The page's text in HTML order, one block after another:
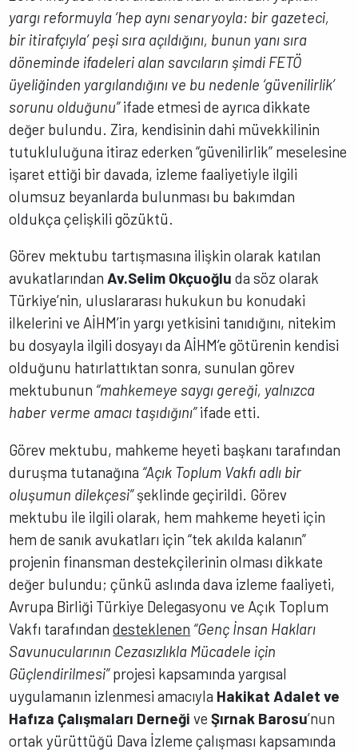
yargı reformuyla ‘hep aynı senaryoyla: bir gazeteci,
bir itirafçıyla’ peşi sıra açıldığını, bunun yanı sıra
döneminde ifadeleri alan savcıların şimdi FETÖ
üyeliğinden yargılandığını ve bu nedenle ‘güvenilirlik’
sorunu olduğunu”ifade etmesi de ayrıca dikkate
değer bulundu. Zira, kendisinin dahi müvekkilinin
tutukluluğuna itiraz ederken “güvenilirlik” meselesine
işaret ettiği bir davada, izleme faaliyetiyle ilgili
olumsuz beyanlarda bulunması bu bakımdan
oldukça çelişkili gözüktü.
Görev mektubu tartışmasına ilişkin olarak katılan
avukatlarından Av.Selim Okçuoğlu da söz olarak
Türkiye’nin, uluslararası hukukun bu konudaki
ilkelerini ve AİHM’in yargı yetkisini tanıdığını, nitekim
bu dosyayla ilgili dosyayı da AİHM’e götürenin kendisi
olduğunu hatırlattıktan sonra, sunulan görev
mektubunun “mahkemeye saygı gereği, yalnızca
haber verme amacı taşıdığını”ifade etti.
Görev mektubu, mahkeme heyeti başkanı tarafından
duruşma tutanağına “Açık Toplum Vakfı adlı bir
oluşumun dilekçesi”şeklinde geçirildi. Görev
mektubu ile ilgili olarak, hem mahkeme heyeti için
hem de sanık avukatları için “tek akılda kalanın”
projenin finansman destekçilerinin olması dikkate
değer bulundu; çünkü aslında dava izleme faaliyeti,
Avrupa Birliği Türkiye Delegasyonu ve Açık Toplum
Vakfı tarafındandesteklenen “Genç İnsan Hakları
Savunucularının Cezasızlıkla Mücadele için
Güçlendirilmesi”projesi kapsamında yargısal
uygulamanın izlenmesi amacıyla Hakikat Adalet ve
Hafıza Çalışmaları Derneği veŞırnak Barosu’nun
ortak yürüttüğü Dava İzleme çalışması kapsamında